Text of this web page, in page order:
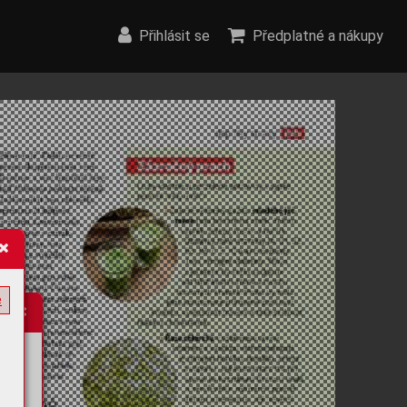
Přihlásit se Předplatné a nákupy